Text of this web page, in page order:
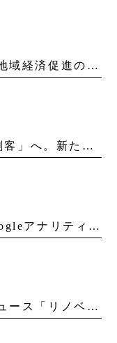
Showcase「顧客単価アップや地域経済促進のカギは“ 滞在時間” ホテル・旅館でのデジタルスタンプラリー活用」を更新しました。
【リゾLAB】「送客」から「創客」へ。新たな価値を生み出す持続可能な旅館づくり。
Showcase「2023年7月1日 Googleアナリティクス(UA)計測終了 新旧Google Analyticsの違いと導入方法」を更新しました。
Showcase『広告会社がプロデュース「リノベーション×補助金採択支援」』を更新しました。